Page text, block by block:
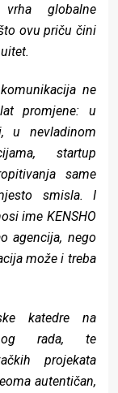
globalne
ovu priču čini
ne
promjene: u
u nevladinom
startup
same
smisla. I
ime KENSHO
agencija, nego
može i treba
katedre na
rada, te
projekata
autentičan,